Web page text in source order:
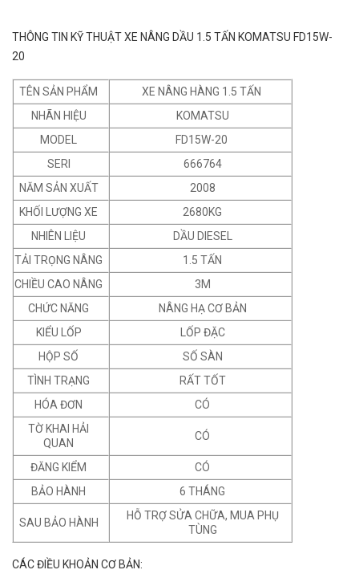
THÔNG TIN KỸ THUẬT XE NÂNG DẦU 1.5 TẤN KOMATSU FD15W-
20
TÊN SẢN PHẨM
XE NÂNG HÀNG 1.5 TẤN
NHÃN HIỆU
KOMATSU
MODEL
FD15W-20
SERI
666764
NĂM SẢN XUẤT
2008
KHỐI LƯỢNG XE
2680KG
NHIÊN LIỆU
DẦU DIESEL
TẢI TRỌNG NÂNG
1.5 TẤN
CHIỀU CAO NÂNG
3M
CHỨC NĂNG
NÂNG HẠ CƠ BẢN
KIỂU LỐP
LỐP ĐẶC
HỘP SỐ
SỐ SÀN
TÌNH TRẠNG
RẤT TỐT
HÓA ĐƠN
CÓ
TỜ KHAI HẢI
QUAN
CÓ
ĐĂNG KIỂM
CÓ
BẢO HÀNH
6 THÁNG
SAU BẢO HÀNH
HỖ TRỢ SỬA CHỮA, MUA PHỤ
TÙNG
CÁC ĐIỀU KHOẢN CƠ BẢN: